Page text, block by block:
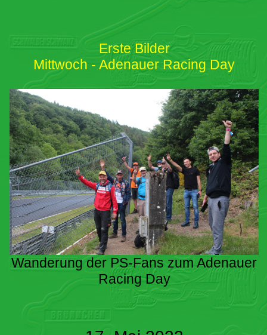
Erste Bilder
Mittwoch - Adenauer Racing Day
Wanderung der PS-Fans zum Adenauer
Racing Day